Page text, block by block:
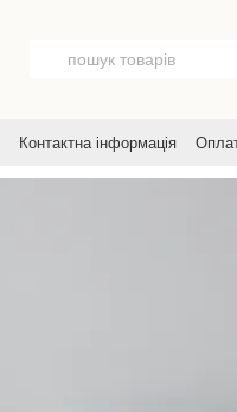
Контактна інформація